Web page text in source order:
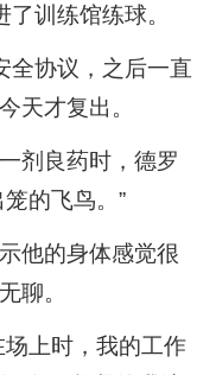
训练馆练球。
全协议，之后一直
天才复出。
剂良药时，德罗
的飞鸟。”
他的身体感觉很
聊。
上时，我的工作